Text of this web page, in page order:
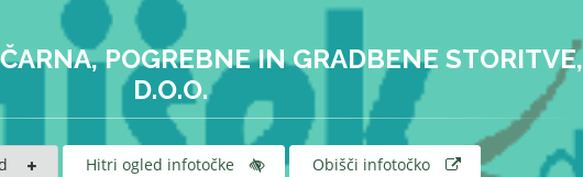
POGREBNE IN GRADBENE STORITVE,
D.O.O.
Hitri ogled infotočke Obišči infotočko